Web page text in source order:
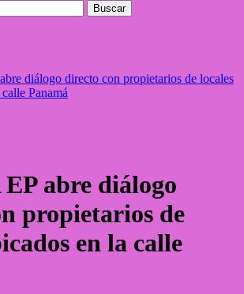
diálogo directo con propietarios de locales
Panamá
abre diálogo
propietarios de
en la calle